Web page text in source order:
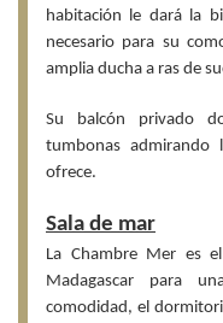
habitación le dará la
necesario para su
amplia ducha a ras de
Su balcón privado
tumbonas admirando
ofrece.
Sala de mar
La Chambre Mer es
Madagascar para
comodidad, el